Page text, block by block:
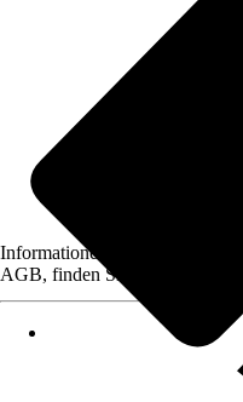
Informationen des Verkäufers,
AGB, finden Sie bei Klick auf